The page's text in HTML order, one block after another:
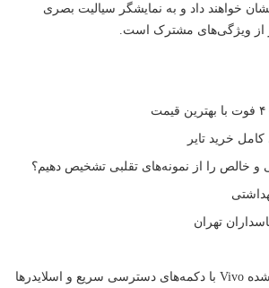
خواهند داد و به نمایشگر سیالیت بصری
از ویژگی‌های مشترک است.
خالص را از نمونه‌های تقلبی تشخیص دهیم؟
تهران
مرکز کنترل بازطراحی‌شده Vivo با دکمه‌های دسترسی سریع و اسلایدرها